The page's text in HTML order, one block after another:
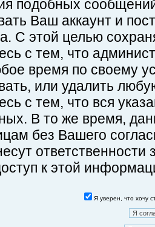
подобных
Ваш аккаунт и
С этой целью
с тем, что
время по своему
или удалить
с тем, что вся
В то же время,
без Вашего
ответственности
к этой
Я уверен, что хочу